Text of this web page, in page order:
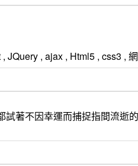
JQuery , ajax , Html5 , css3 ,
試著不因幸運而捕捉指間流逝